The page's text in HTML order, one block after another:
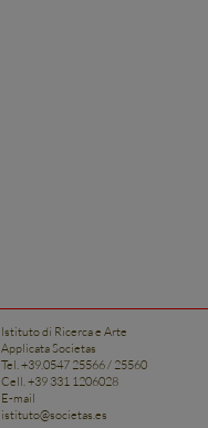
Istituto di Ricerca e Arte
Applicata Societas
Tel. +39.0547 25566 / 25560
Cell. +39 331 1206028
E-mail
istituto@societas.es